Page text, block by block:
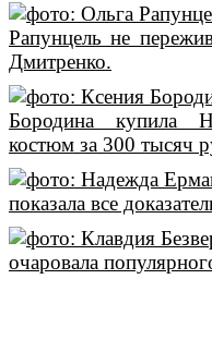
Рапунцель не
Дмитренко.
Бородина купила
костюм за 300 тысяч
показала все
очаровала